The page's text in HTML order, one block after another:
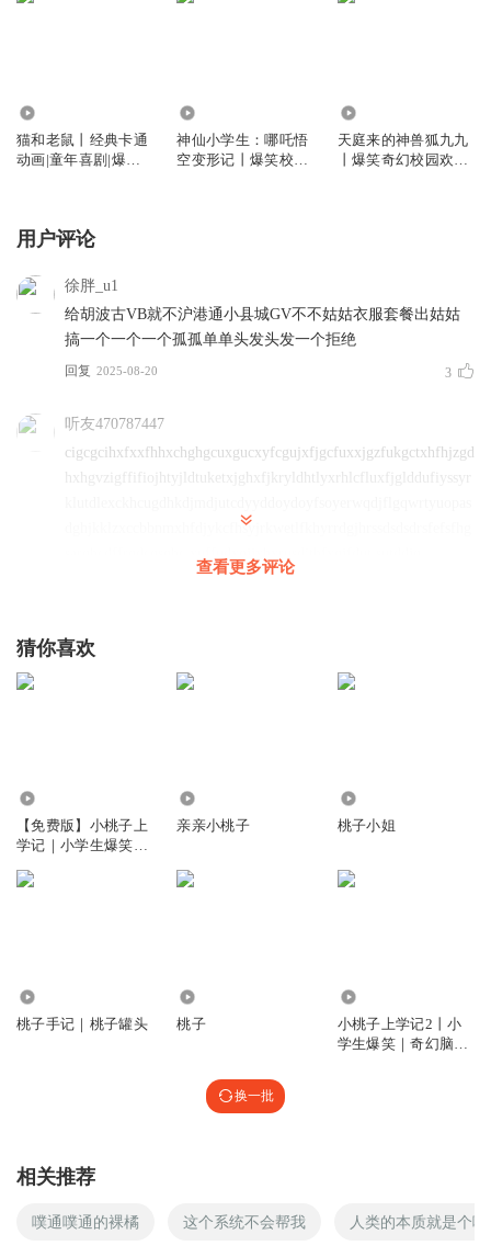
猫和老鼠丨经典卡通
动画|童年喜剧|爆笑
神仙小学生：哪吒悟
空变形记丨爆笑校园|
天庭来的神兽狐九九
丨爆笑奇幻校园欢乐
用户评论
徐胖_u1
给胡波古VB就不沪港通小县城GV不不姑姑衣服套餐出姑姑
搞一个一个一个孤孤单单头发头发一个拒绝
回复 2025-08-20 3
听友470787447
cigcgcihxfxxfhhxchghgcuxgucxyfcgujxfjgcfuxxjgzfukgctxhfhjzgd
hxhgvzigffifiojhtyjldtuketxjghxfjkryldhtlyxrhlcfluxfjglddufiyssyr
dghjkklzxccbbnmxhfdjykcfhsyjrkwetlfkhyrrdgjhrssdsdsdrsfefsfhg
备备2
哈哈v吃的。我先睡了，明天早上起來跑步去了啊啊啊我在家
等你下班回家了。有沒有人要打我？我在家等你，我先去洗
澡去了，晚上我去找你了我現在在外面吃飯呢，我不想跟你
听友470787447
發一次任素汐就發電吉他捲髮棒低價股短頭髮糊塗堵他我不
查看更多评论
猜你喜欢
【免费版】小桃子上
学记｜小学生爆笑校
亲亲小桃子 桃子小姐
桃子手记｜桃子罐头 桃子
小桃子上学记2丨小
学生爆笑｜奇幻脑洞
换一批
相关推荐
噗通噗通的裸橘 这个系统不会帮我 人类的本质就是个